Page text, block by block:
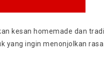
kesan homemade dan
yang ingin menonjolkan